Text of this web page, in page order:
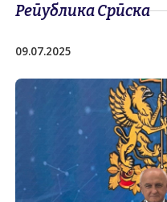
Република Српска
09.07.2025